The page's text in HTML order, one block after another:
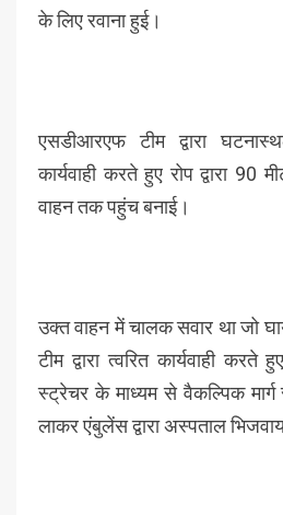
के लिए रवाना हुई।
एसडीआरएफ टीम द्वारा
कार्यवाही करते हुए रोप द्वारा 90
वाहन तक पहुंच बनाई।
उक्त वाहन में चालक सवार था जो
टीम द्वारा त्वरित कार्यवाही
स्ट्रेचर के माध्यम से वैकल्पिक
लाकर एंबुलेंस द्वारा अस्पताल